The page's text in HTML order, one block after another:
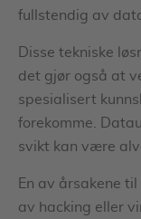
fullstendig av
Disse tekniske
det gjør også at
spesialisert
forekomme.
svikt kan være
En av årsakene
av hacking eller